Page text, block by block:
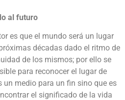
al futuro
es que el mundo será un lugar
décadas dado el ritmo de
de los mismos; por ello se
para reconocer el lugar de
un medio para un fin sino que es
el significado de la vida